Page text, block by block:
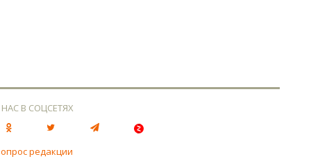
В СОЦСЕТЯХ
редакции